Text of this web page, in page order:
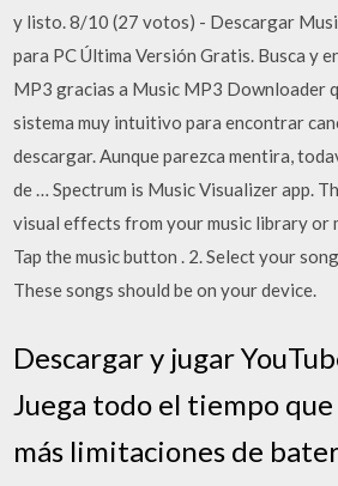
y listo. 8/10 (27 votos) - Descargar
para PC Última Versión Gratis. Busca y
MP3 gracias a Music MP3 Downloader
sistema muy intuitivo para encontrar
descargar. Aunque parezca mentira,
de … Spectrum is Music Visualizer app.
visual effects from your music library or
Tap the music button . 2. Select your
These songs should be on your device.
Descargar y jugar
Juega todo el tiempo
más limitaciones de